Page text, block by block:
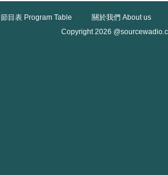
節目表 Program Table
關於我們 About us
Copyright 2026